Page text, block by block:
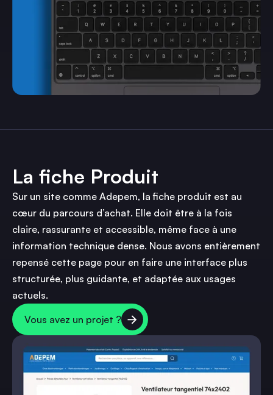
La fiche Produit
Sur un site comme Adepem, la fiche produit est au
cœur du parcours d’achat. Elle doit être à la fois
claire, rassurante et accessible, même face à une
information technique dense. Nous avons entièrement
repensé cette page pour en faire une interface plus
structurée, plus guidante, et adaptée aux usages
actuels.
Vous avez un projet ?